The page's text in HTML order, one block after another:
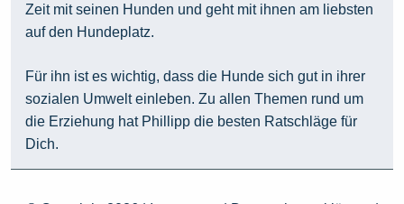
Zeit mit seinen Hunden und geht mit ihnen am liebsten
auf den Hundeplatz.
Für ihn ist es wichtig, dass die Hunde sich gut in ihrer
sozialen Umwelt einleben. Zu allen Themen rund um
die Erziehung hat Phillipp die besten Ratschläge für
Dich.